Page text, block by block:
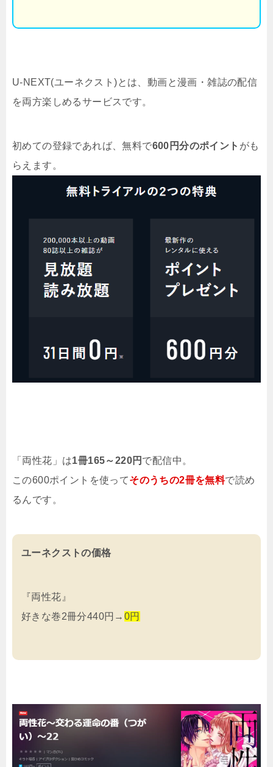
U-NEXT(ユーネクスト)とは、動画と漫画・雑誌の配信
を両方楽しめるサービスです。
初めての登録であれば、無料で600円分のポイント がも
らえます。
「両性花」は1冊165～220円 で配信中。
この600ポイントを使ってそのうちの2冊を無料で読め
るんです。
ユーネクストの価格
『両性花』
好きな巻2冊分440円→ 0円